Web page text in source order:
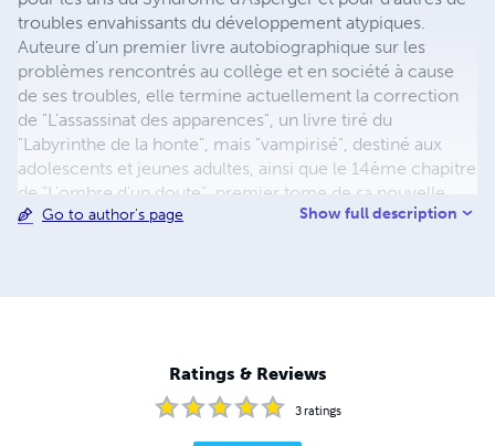
troubles envahissants du développement atypiques.
Auteure d'un premier livre autobiographique sur les
problèmes rencontrés au collège et en société à cause
de ses troubles, elle termine actuellement la correction
de "L'assassinat des apparences", un livre tiré du
"Labyrinthe de la honte", mais "vampirisé", destiné aux
adolescents et jeunes adultes, ainsi que le 14ème chapitre
de "L'ombre d'un doute", premier tome de sa nouvelle
série "Théo Stier".
Go to author's page Show full description
Ratings & Reviews
3ratings